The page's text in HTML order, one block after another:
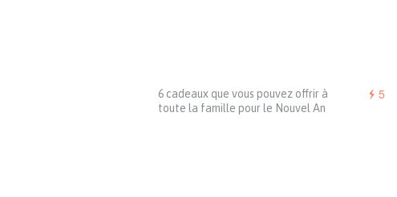
5
6 cadeaux que vous pouvez offrir à
toute la famille pour le Nouvel An